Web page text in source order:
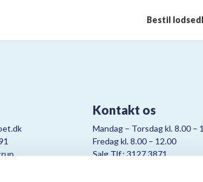
Bestil
Kontakt os
Mandag – Torsdag kl. 8.00 –
Fredag kl. 8.00 – 12.00
Salg Tlf.: 3127 3871